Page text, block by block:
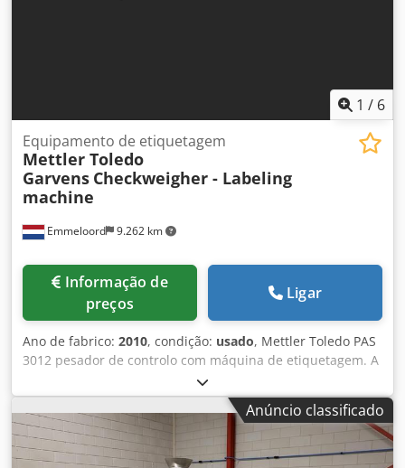
1 / 6
Emmeloord 9.262 km
Equipamento de etiquetagem
Mettler Toledo
Garvens Checkweigher - Labeling
machine
preços
Ligar
Ano de fabrico: 2010, condição: usado, Mettler Toledo PAS
3012 pesador de controlo com máquina de etiquetagem. A
etiquetagem podia ser movida electricamente em todas as
direcções para um posicionamento preciso das etiquetas. -
Peso máximo: 6KG Dodpsivnqcofx Ab Sowa - Peso mínimo:
0.020KG - E: 0,001KG - Classificado para 70 pacotes por
minuto
Anúncio classificado